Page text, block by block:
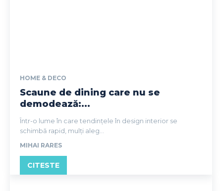
HOME & DECO
Scaune de dining care nu se
demodează:...
Într-o lume în care tendințele în design interior se
schimbă rapid, mulți aleg...
MIHAI RARES
CITESTE